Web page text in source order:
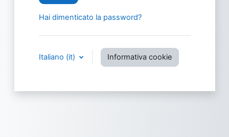
Hai dimenticato la password?
Italiano ‎(it)‎ Informativa cookie